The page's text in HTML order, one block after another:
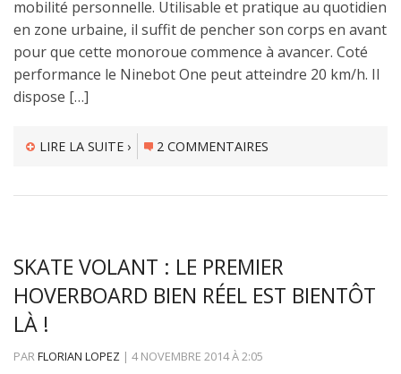
mobilité personnelle. Utilisable et pratique au quotidien
en zone urbaine, il suffit de pencher son corps en avant
pour que cette monoroue commence à avancer. Coté
performance le Ninebot One peut atteindre 20 km/h. Il
dispose […]
LIRE LA SUITE › 2 COMMENTAIRES
SKATE VOLANT : LE PREMIER
HOVERBOARD BIEN RÉEL EST BIENTÔT
LÀ !
PARFLORIAN LOPEZ | 4 NOVEMBRE 2014À2:05